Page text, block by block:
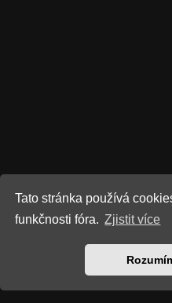
Tato stránka používá
funkčnosti fóra. Zjistit více